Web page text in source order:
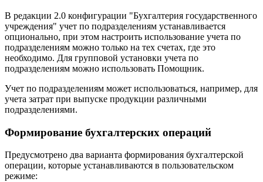
В редакции 2.0 конфигурации "Бухгалтерия государственного
учреждения" учет по подразделениям устанавливается
опционально, при этом настроить использование учета по
подразделениям можно только на тех счетах, где это
необходимо. Для групповой установки учета по
подразделениям можно использовать Помощник.
Учет по подразделениям может использоваться, например, для
учета затрат при выпуске продукции различными
подразделениями.
Формирование бухгалтерских операций
Предусмотрено два варианта формирования бухгалтерской
операции, которые устанавливаются в пользовательском
режиме: